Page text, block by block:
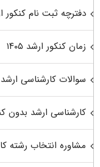
دفترچه ثبت نام کنکور ارشد
زمان کنکور ارشد ۱۴۰۵
سوالات کارشناسی ارشد
کارشناسی ارشد بدون
مشاوره انتخاب رشته